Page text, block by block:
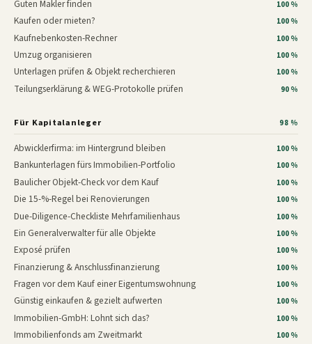
Guten Makler finden 100 %
Kaufen oder mieten? 100 %
Kaufnebenkosten-Rechner 100 %
Umzug organisieren 100 %
Unterlagen prüfen & Objekt recherchieren 100 %
Teilungserklärung & WEG-Protokolle prüfen 90 %
Für Kapitalanleger 98 %
Abwicklerfirma: im Hintergrund bleiben 100 %
Bankunterlagen fürs Immobilien-Portfolio 100 %
Baulicher Objekt-Check vor dem Kauf 100 %
Die 15-%-Regel bei Renovierungen 100 %
Due-Diligence-Checkliste Mehrfamilienhaus 100 %
Ein Generalverwalter für alle Objekte 100 %
Exposé prüfen 100 %
Finanzierung & Anschlussfinanzierung 100 %
Fragen vor dem Kauf einer Eigentumswohnung 100 %
Günstig einkaufen & gezielt aufwerten 100 %
Immobilien-GmbH: Lohnt sich das? 100 %
Immobilienfonds am Zweitmarkt 100 %